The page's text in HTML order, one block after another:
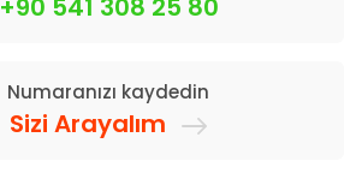
+90 541 308 25 80
Numaranızı kaydedin
Sizi Arayalım